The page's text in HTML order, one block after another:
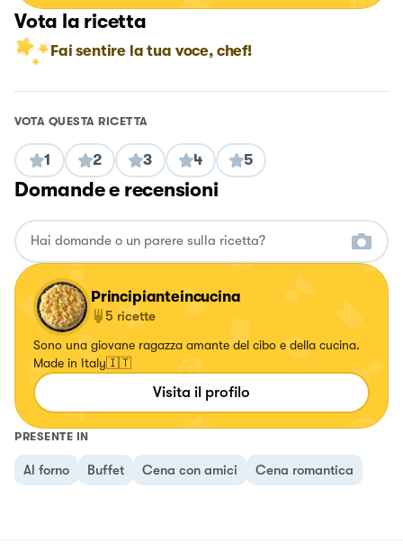
Vota la ricetta
Fai sentire la tua voce, chef!
VOTA QUESTA RICETTA
1 2 3 4 5
Domande e recensioni
Principianteincucina
5 ricette
Sono una giovane ragazza amante del cibo e della cucina.
Made in Italy🇮🇹
Visita il profilo
PRESENTE IN
Al forno Buffet Cena con amici Cena romantica